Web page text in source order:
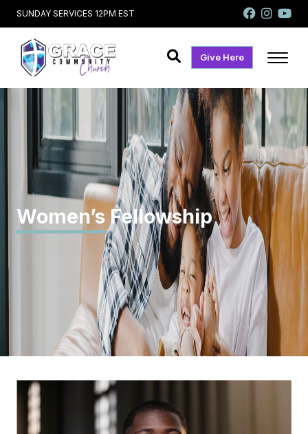
SUNDAY SERVICES 12PM EST
Give Here
Women’s Fellowship